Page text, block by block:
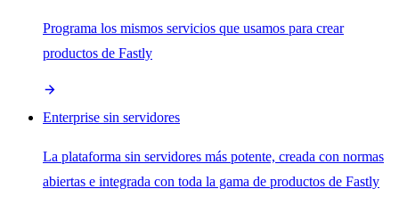
Programa los mismos servicios que usamos para crear
productos de Fastly
Enterprise sin servidores
La plataforma sin servidores más potente, creada con normas
abiertas e integrada con toda la gama de productos de Fastly